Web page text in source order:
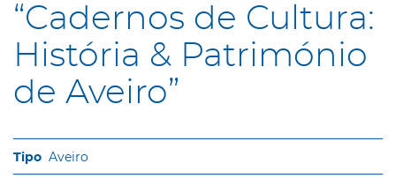
“Cadernos de Cultura:
História & Património
de Aveiro”
Aveiro